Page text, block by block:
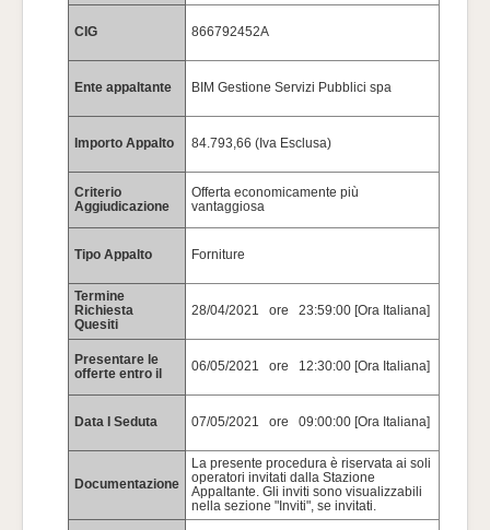
CIG 866792452A
Ente appaltante BIM Gestione Servizi Pubblici spa
Importo Appalto 84.793,66 (Iva Esclusa)
Criterio
Aggiudicazione
Offerta economicamente più
vantaggiosa
Tipo Appalto Forniture
Termine
Richiesta
Quesiti
28/04/2021 ore 23:59:00 [Ora Italiana]
Presentare le
offerte entro il
06/05/2021 ore 12:30:00 [Ora Italiana]
Data I Seduta 07/05/2021 ore 09:00:00 [Ora Italiana]
Documentazione
La presente procedura è riservata ai soli
operatori invitati dalla Stazione
Appaltante. Gli inviti sono visualizzabili
nella sezione "Inviti", se invitati.